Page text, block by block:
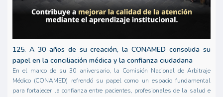
125. A 30 años de su creación, la CONAMED consolida su
papel en la conciliación médica y la confianza ciudadana
En el marco de su 30 aniversario, la Comisión Nacional de Arbitraje
Médico (CONAMED) refrendó su papel como un espacio fundamental
para fortalecer la confianza entre pacientes, profesionales de la salud e